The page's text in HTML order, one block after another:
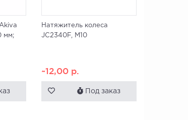
мм;
Натяжитель колеса
JC2340F, M10
~12,00 р.
Под заказ